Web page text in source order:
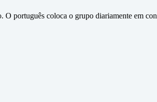
português coloca o grupo diariamente em